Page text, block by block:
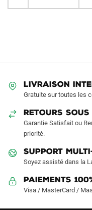
LIVRAISON
Gratuite sur toutes les
RETOURS
Garantie Satisfait ou
priorité.
SUPPORT
Soyez assisté dans la
Paiements
Visa / MasterCard /